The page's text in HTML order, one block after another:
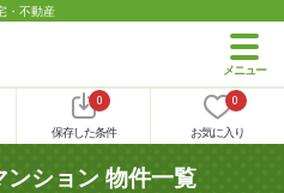
・不動産
0
保存した条件
0
お気に入り
ション 物件一覧